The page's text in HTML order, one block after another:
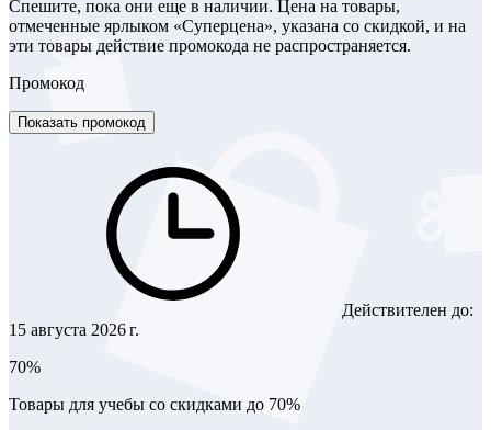
Спешите, пока они еще в наличии. Цена на товары,
отмеченные ярлыком «Суперцена», указана со скидкой, и на
эти товары действие промокода не распространяется.
Промокод
Показать промокод
Действителен до:
15 августа 2026 г.
70%
Товары для учебы со скидками до 70%